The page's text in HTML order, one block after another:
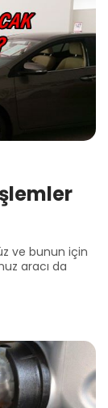
ve bunun için
aracı da